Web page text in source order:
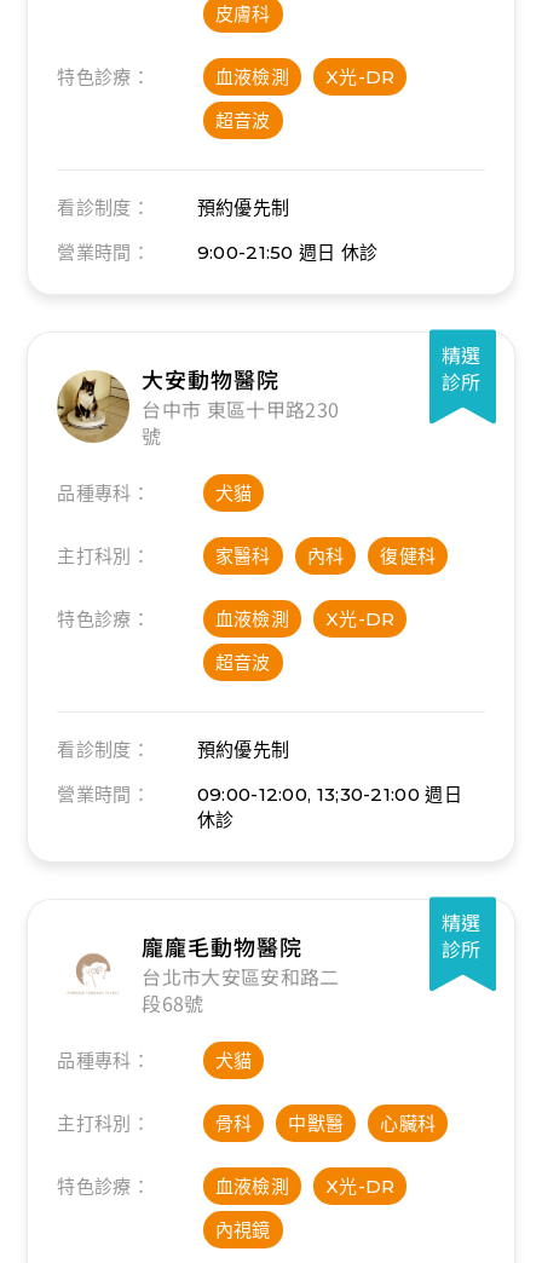
皮膚科
特色診療： 血液檢測
X光-DR
超音波
看診制度：
預約優先制
營業時間：
9:00-21:50 週日 休診
精選
診所
大安動物醫院
台中市 東區十甲路230
號
品種專科： 犬貓
主打科別： 家醫科 內科 復健科
特色診療： 血液檢測
X光-DR
超音波
看診制度：
預約優先制
營業時間：
09:00-12:00, 13;30-21:00 週日
休診
精選
診所
龐龐毛動物醫院
台北市大安區安和路二
段68號
品種專科： 犬貓
主打科別： 骨科 中獸醫 心臟科
特色診療： 血液檢測
X光-DR
內視鏡